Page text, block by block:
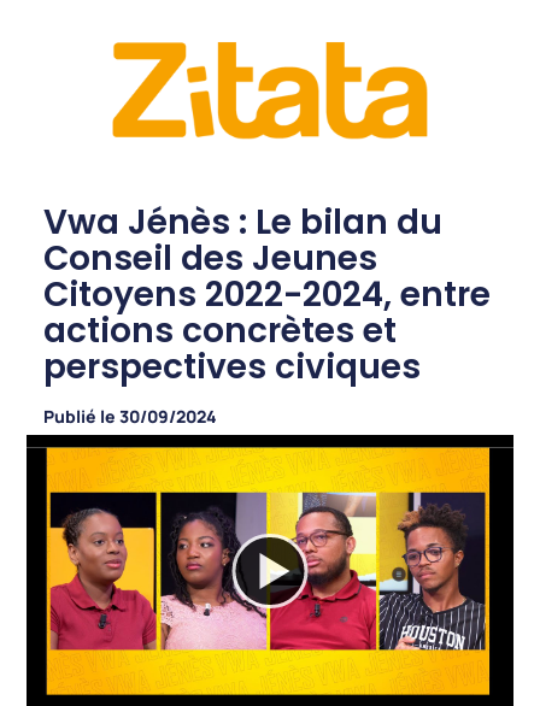
Vwa Jénès : Le bilan du
Conseil des Jeunes
Citoyens 2022-2024, entre
actions concrètes et
perspectives civiques
Publié le 30/09/2024